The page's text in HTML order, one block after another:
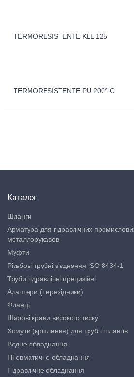
TERMORESISTENTE KLL 125
TERMORESISTENTE PU 200° C
Каталог
Шланги
Арматура для гідравлічних
металлорукавов
Муфти
Різьбові трубні з'єднання ISO 8434-1
Труби гідравлічні прецизійні
Адаптери (перехідники)
Фланці
Шарові крани високого тиску
Хомути (кріплення) для труб і шлангів
Водне обладнання
Пневматичне обладнання
Гідравлічне обладнання